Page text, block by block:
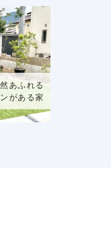
あふれる
がある家